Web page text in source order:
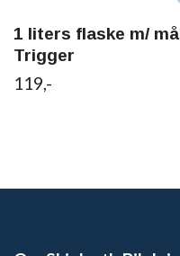
1 liters flaske m/
Trigger
119,-